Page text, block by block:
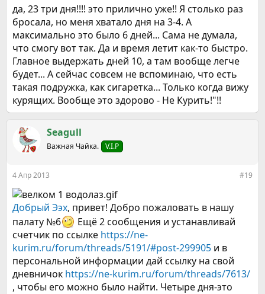
да, 23 три дня!!!! это прилично уже!! Я столько раз
бросала, но меня хватало дня на 3-4. А
максимально это было 6 дней... Сама не думала,
что смогу вот так. Да и время летит как-то быстро.
Главное выдержать дней 10, а там вообще легче
будет... А сейчас совсем не вспоминаю, что есть
такая подружка, как сигаретка... Только когда вижу
курящих. Вообще это здорово - Не Курить!"!!
Seagull
Важная Чайка. V.I.P
4 Апр 2013 #19
Добрый Ээх, привет! Добро пожаловать в нашу
палату №6
Ещё 2 сообщения и устанавливай
счетчик по ссылке https://ne-
kurim.ru/forum/threads/5191/#post-299905 и в
персональной информации дай ссылку на свой
дневничок https://ne-kurim.ru/forum/threads/7613/
, чтобы его можно было найти. Четыре дня-это